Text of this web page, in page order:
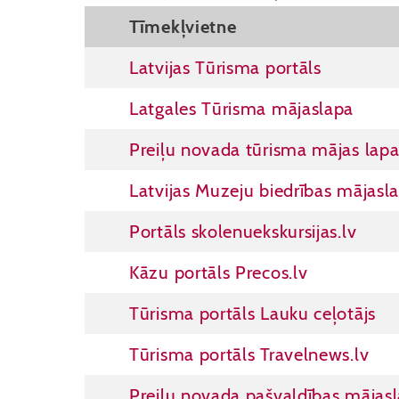
Tīmekļvietne
Latvijas Tūrisma portāls
Latgales Tūrisma mājaslapa
Preiļu novada tūrisma mājas lapa
Latvijas Muzeju biedrības
Portāls skolenuekskursijas.lv
Kāzu portāls Precos.lv
Tūrisma portāls Lauku ceļotājs
Tūrisma portāls Travelnews.lv